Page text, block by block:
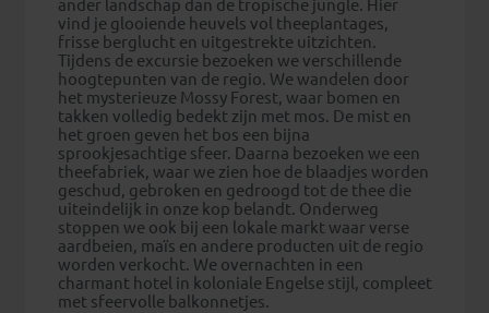
ander landschap dan de tropische jungle. Hier
vind je glooiende heuvels vol theeplantages,
frisse berglucht en uitgestrekte uitzichten.
Tijdens de excursie bezoeken we verschillende
hoogtepunten van de regio. We wandelen door
het mysterieuze Mossy Forest, waar bomen en
takken volledig bedekt zijn met mos. De mist en
het groen geven het bos een bijna
sprookjesachtige sfeer. Daarna bezoeken we een
theefabriek, waar we zien hoe de blaadjes worden
geschud, gebroken en gedroogd tot de thee die
uiteindelijk in onze kop belandt. Onderweg
stoppen we ook bij een lokale markt waar verse
aardbeien, maïs en andere producten uit de regio
worden verkocht. We overnachten in een
charmant hotel in koloniale Engelse stijl, compleet
met sfeervolle balkonnetjes.